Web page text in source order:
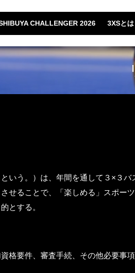
CHALLENGER 2026 3XSとは
う。）は、年間を通して３×３バ
せることで、「楽しめる」スポー
とする。
格要件、審査手続、その他必要事項